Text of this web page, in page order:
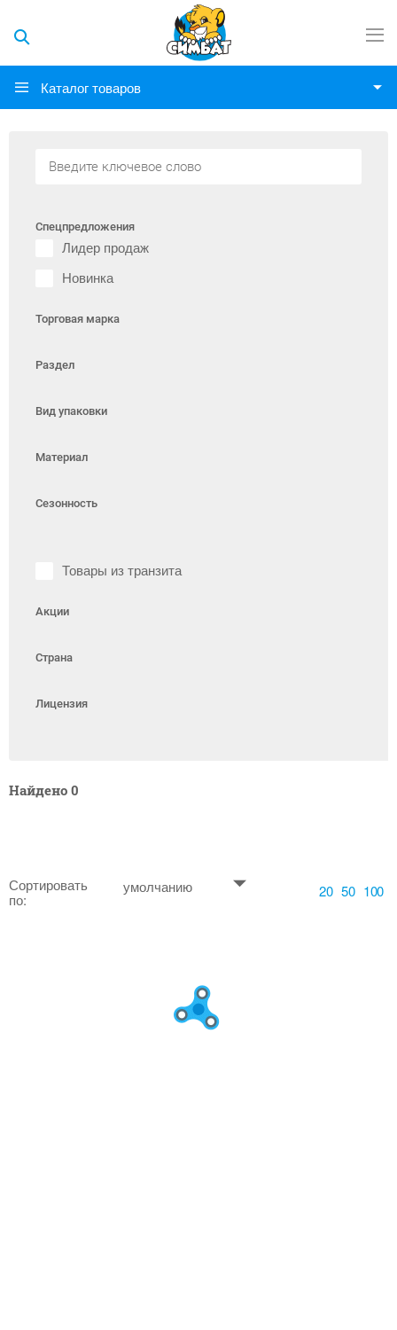
Каталог товаров
Спецпредложения
Лидер продаж
Новинка
Торговая марка
Раздел
Вид упаковки
Материал
Сезонность
Товары из транзита
Акции
Страна
Лицензия
Найдено 0
Сортировать
по:
умолчанию 20 50 100